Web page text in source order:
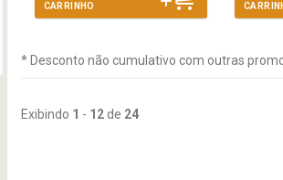
CARRINHO
* Desconto não cumulativo com outras
Exibindo 1 - 12de 24